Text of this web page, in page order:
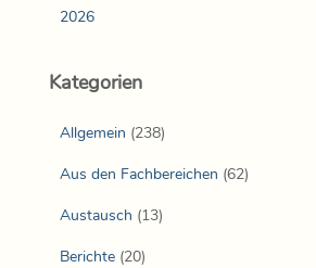
2026
Kategorien
Allgemein (238)
Aus den Fachbereichen (62)
Austausch (13)
Berichte (20)